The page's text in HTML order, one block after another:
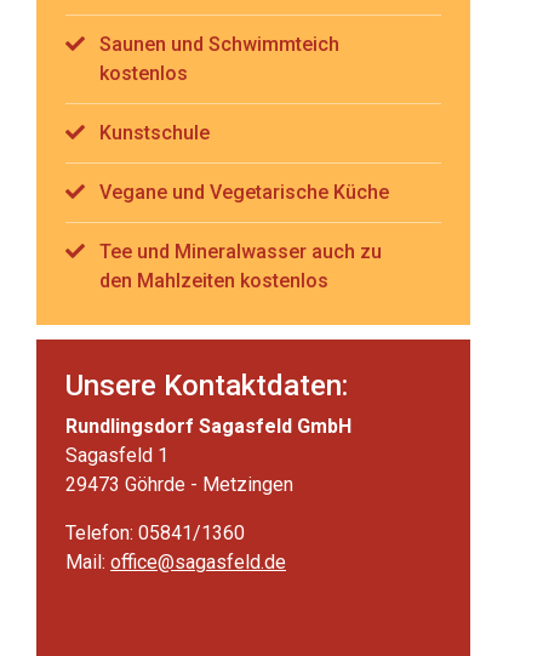
Saunen und Schwimmteich
kostenlos
Kunstschule
Vegane und Vegetarische Küche
Tee und Mineralwasser auch zu
den Mahlzeiten kostenlos
Unsere Kontaktdaten:
Rundlingsdorf Sagasfeld GmbH
Sagasfeld 1
29473 Göhrde - Metzingen
Telefon: 05841/1360
Mail: office@sagasfeld.de